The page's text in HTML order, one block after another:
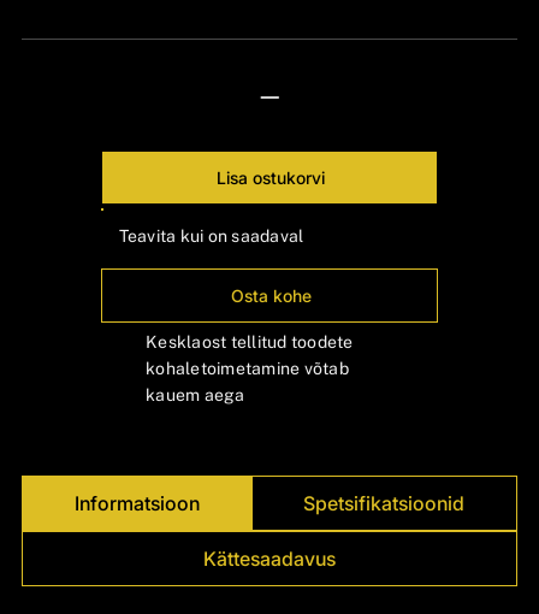
—
Lisa ostukorvi
Teavita kui on saadaval
Osta kohe
Kesklaost tellitud toodete
kohaletoimetamine võtab
kauem aega
Informatsioon Spetsifikatsioonid
Kättesaadavus